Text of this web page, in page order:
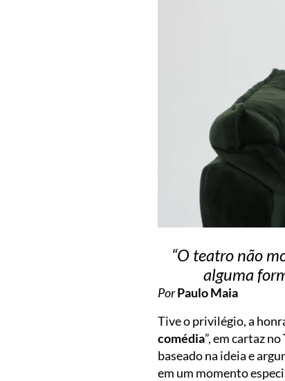
“O teatro não
alguma
PorPaulo Maia
Tive o privilégio, a
comédia”, em cartaz no
baseado na ideia e
em um momento